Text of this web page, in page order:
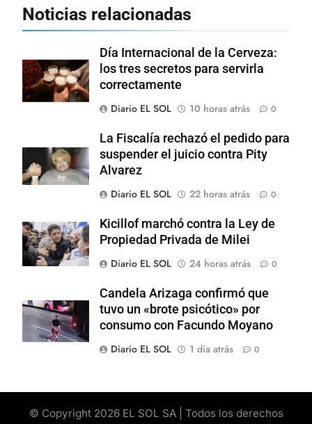
Noticias relacionadas
Día Internacional de la Cerveza:
los tres secretos para servirla
correctamente
Diario EL SOL
10 horas atrás 0
La Fiscalía rechazó el pedido para
suspender el juicio contra Pity
Alvarez
Diario EL SOL
22 horas atrás 0
Kicillof marchó contra la Ley de
Propiedad Privada de Milei
Diario EL SOL
24 horas atrás 0
Candela Arizaga confirmó que
tuvo un «brote psicótico» por
consumo con Facundo Moyano
Diario EL SOL
1 día atrás 0
© Copyright 2026 EL SOL SA | Todos los derechos